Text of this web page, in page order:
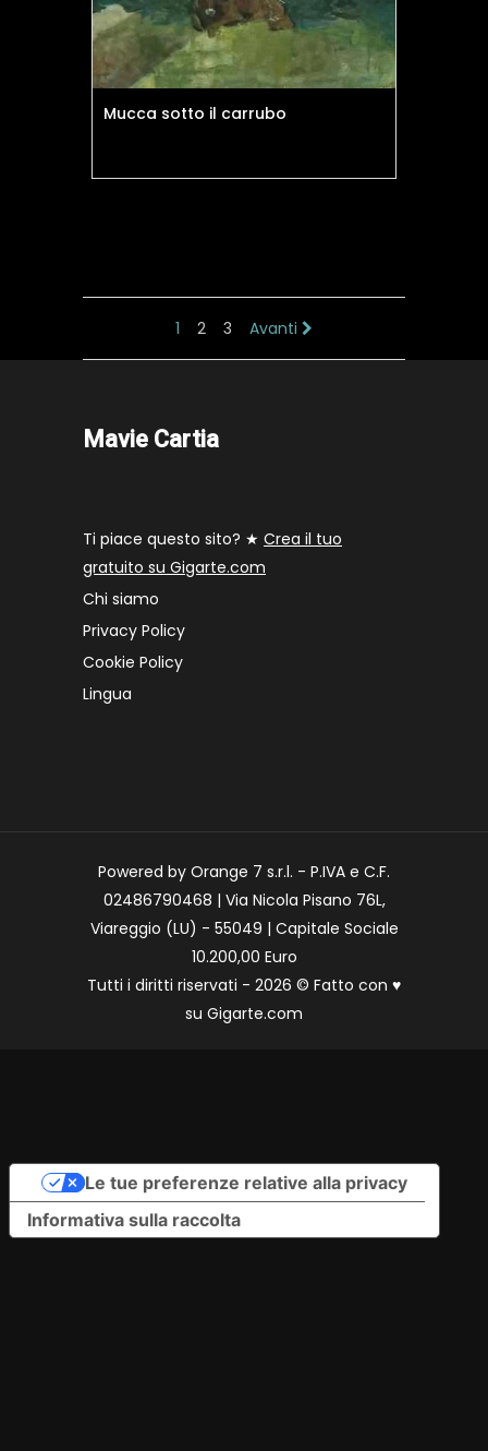
Mucca sotto il carrubo
1 2 3 Avanti
Mavie Cartia
Ti piace questo sito? ★ Crea il tuo
gratuito su Gigarte.com
Chi siamo
Privacy Policy
Cookie Policy
Lingua
Powered by Orange 7 s.r.l. - P.IVA e C.F.
02486790468 | Via Nicola Pisano 76L,
Viareggio (LU) - 55049 | Capitale Sociale
10.200,00 Euro
Tutti i diritti riservati - 2026 © Fatto con ♥
su Gigarte.com
Informativa sulla raccolta
Le tue preferenze relative alla privacy